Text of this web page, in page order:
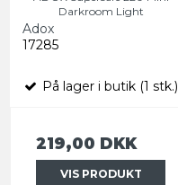
Darkroom Light
Adox
17285
På lager i butik (1 stk.)
219,00 DKK
VIS PRODUKT